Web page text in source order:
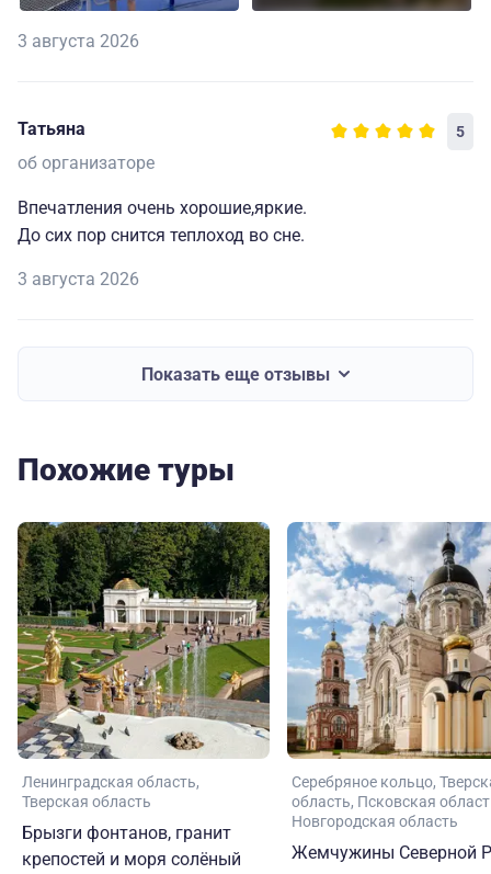
3 августа 2026
Татьяна 5
об организаторе
Впечатления очень хорошие,яркие.
До сих пор снится теплоход во сне.
3 августа 2026
Показать еще отзывы
Похожие туры
Ленинградская область
Тверская область
Брызги фонтанов, гранит
крепостей и моря солёный
Серебряное кольцо
область Псковская
Новгородская область
Жемчужины Северной